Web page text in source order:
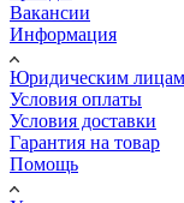
Вакансии
Информация
Юридическим лицам
Условия оплаты
Условия доставки
Гарантия на товар
Помощь